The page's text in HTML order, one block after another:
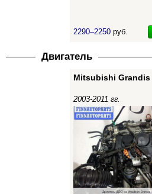
2290–2250 руб.
Двигатель
Mitsubishi Grandis
2003-2011 гг.